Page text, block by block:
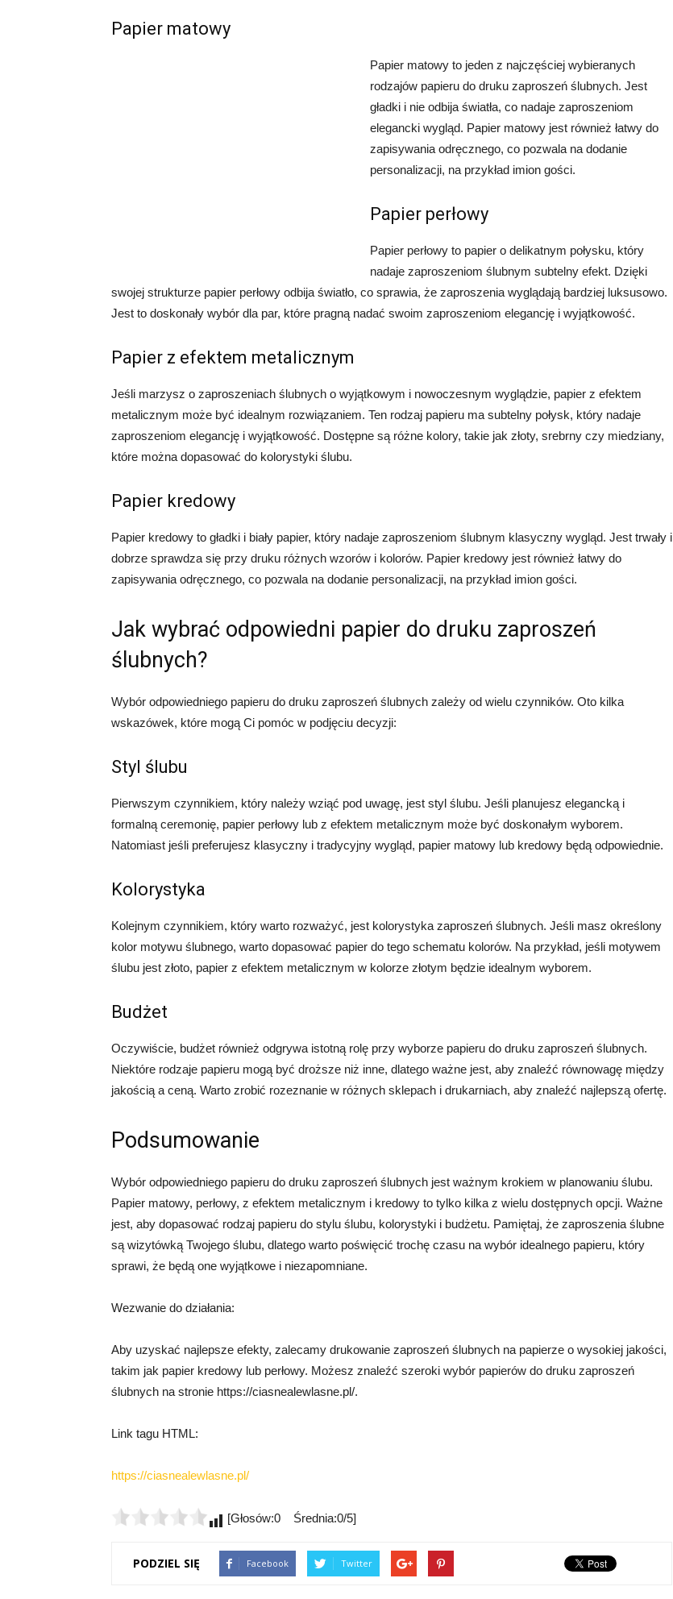
Papier matowy
Papier matowy to jeden z najczęściej wybieranych
rodzajów papieru do druku zaproszeń ślubnych. Jest
gładki i nie odbija światła, co nadaje zaproszeniom
elegancki wygląd. Papier matowy jest również łatwy do
zapisywania odręcznego, co pozwala na dodanie
personalizacji, na przykład imion gości.
Papier perłowy
Papier perłowy to papier o delikatnym połysku, który
nadaje zaproszeniom ślubnym subtelny efekt. Dzięki
swojej strukturze papier perłowy odbija światło, co sprawia, że zaproszenia wyglądają bardziej luksusowo.
Jest to doskonały wybór dla par, które pragną nadać swoim zaproszeniom elegancję i wyjątkowość.
Papier z efektem metalicznym
Jeśli marzysz o zaproszeniach ślubnych o wyjątkowym i nowoczesnym wyglądzie, papier z efektem
metalicznym może być idealnym rozwiązaniem. Ten rodzaj papieru ma subtelny połysk, który nadaje
zaproszeniom elegancję i wyjątkowość. Dostępne są różne kolory, takie jak złoty, srebrny czy miedziany,
które można dopasować do kolorystyki ślubu.
Papier kredowy
Papier kredowy to gładki i biały papier, który nadaje zaproszeniom ślubnym klasyczny wygląd. Jest trwały i
dobrze sprawdza się przy druku różnych wzorów i kolorów. Papier kredowy jest również łatwy do
zapisywania odręcznego, co pozwala na dodanie personalizacji, na przykład imion gości.
Jak wybrać odpowiedni papier do druku zaproszeń
ślubnych?
Wybór odpowiedniego papieru do druku zaproszeń ślubnych zależy od wielu czynników. Oto kilka
wskazówek, które mogą Ci pomóc w podjęciu decyzji:
Styl ślubu
Pierwszym czynnikiem, który należy wziąć pod uwagę, jest styl ślubu. Jeśli planujesz elegancką i
formalną ceremonię, papier perłowy lub z efektem metalicznym może być doskonałym wyborem.
Natomiast jeśli preferujesz klasyczny i tradycyjny wygląd, papier matowy lub kredowy będą odpowiednie.
Kolorystyka
Kolejnym czynnikiem, który warto rozważyć, jest kolorystyka zaproszeń ślubnych. Jeśli masz określony
kolor motywu ślubnego, warto dopasować papier do tego schematu kolorów. Na przykład, jeśli motywem
ślubu jest złoto, papier z efektem metalicznym w kolorze złotym będzie idealnym wyborem.
Budżet
Oczywiście, budżet również odgrywa istotną rolę przy wyborze papieru do druku zaproszeń ślubnych.
Niektóre rodzaje papieru mogą być droższe niż inne, dlatego ważne jest, aby znaleźć równowagę między
jakością a ceną. Warto zrobić rozeznanie w różnych sklepach i drukarniach, aby znaleźć najlepszą ofertę.
Podsumowanie
Wybór odpowiedniego papieru do druku zaproszeń ślubnych jest ważnym krokiem w planowaniu ślubu.
Papier matowy, perłowy, z efektem metalicznym i kredowy to tylko kilka z wielu dostępnych opcji. Ważne
jest, aby dopasować rodzaj papieru do stylu ślubu, kolorystyki i budżetu. Pamiętaj, że zaproszenia ślubne
są wizytówką Twojego ślubu, dlatego warto poświęcić trochę czasu na wybór idealnego papieru, który
sprawi, że będą one wyjątkowe i niezapomniane.
Wezwanie do działania:
Aby uzyskać najlepsze efekty, zalecamy drukowanie zaproszeń ślubnych na papierze o wysokiej jakości,
takim jak papier kredowy lub perłowy. Możesz znaleźć szeroki wybór papierów do druku zaproszeń
ślubnych na stronie https://ciasnealewlasne.pl/.
Link tagu HTML:
https://ciasnealewlasne.pl/
[Głosów:0 Średnia:0/5]
PODZIEL SIĘ Facebook Twitter